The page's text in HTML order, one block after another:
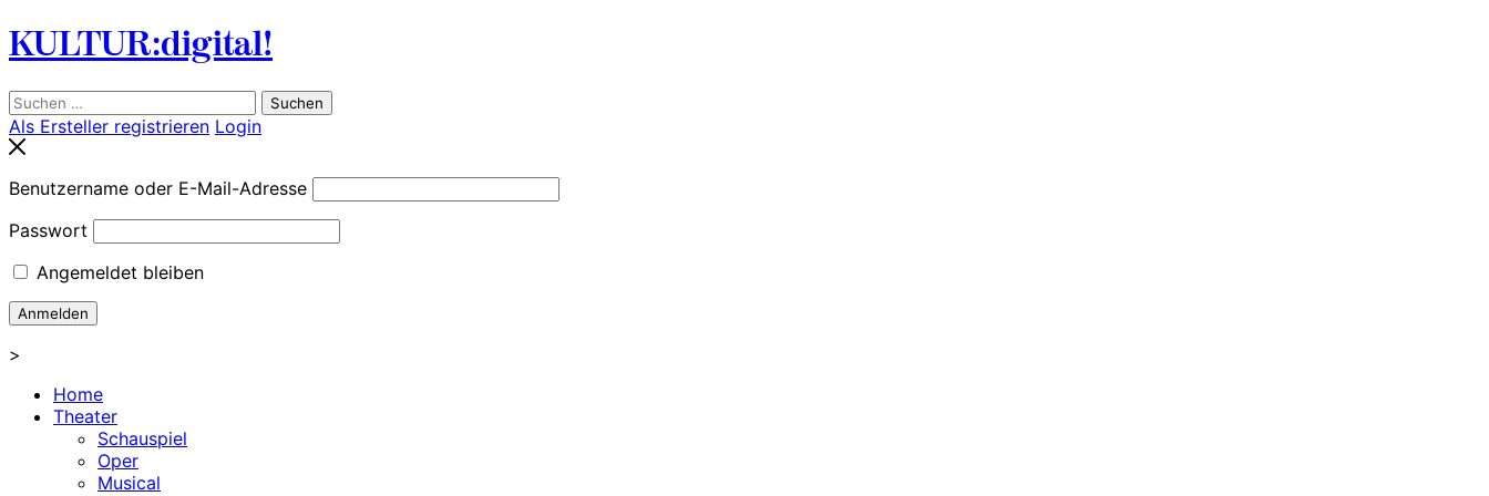
Skip
to
KULTUR:digital!
Suchen
nach:
Als Ersteller registrieren Login
Benutzername oder E-Mail-Adresse
Passwort
Angemeldet bleiben
>
Home
Theater
Schauspiel
Oper
Musical